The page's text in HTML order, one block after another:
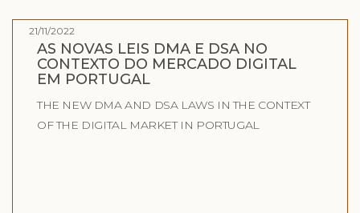
21/11/2022
AS NOVAS LEIS DMA E DSA NO
CONTEXTO DO MERCADO DIGITAL
EM PORTUGAL
THE NEW DMA AND DSA LAWS IN THE CONTEXT
OF THE DIGITAL MARKET IN PORTUGAL